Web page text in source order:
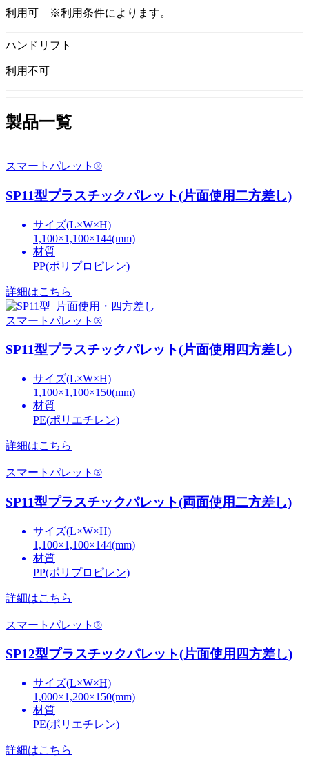
利用可 ※利用条件によります。
ハンドリフト
利用不可
製品一覧
スマートパレット®
SP11型プラスチックパレット(片面使用二方差し)
サイズ(L×W×H)
1,100×1,100×144(mm)
材質
PP(ポリプロピレン)
詳細はこちら
スマートパレット®
SP11型プラスチックパレット(片面使用四方差し)
サイズ(L×W×H)
1,100×1,100×150(mm)
材質
PE(ポリエチレン)
詳細はこちら
スマートパレット®
SP11型プラスチックパレット(両面使用二方差し)
サイズ(L×W×H)
1,100×1,100×144(mm)
材質
PP(ポリプロピレン)
詳細はこちら
スマートパレット®
SP12型プラスチックパレット(片面使用四方差し)
サイズ(L×W×H)
1,000×1,200×150(mm)
材質
PE(ポリエチレン)
詳細はこちら